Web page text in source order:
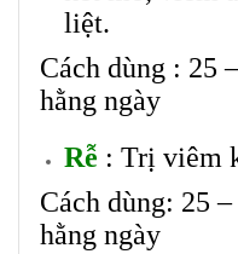
liệt.
Cách dùng : 25
hằng ngày
Rễ : Trị viêm
Cách dùng: 25
hằng ngày